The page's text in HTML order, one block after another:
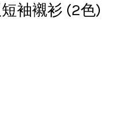
袖襯衫 (2色)